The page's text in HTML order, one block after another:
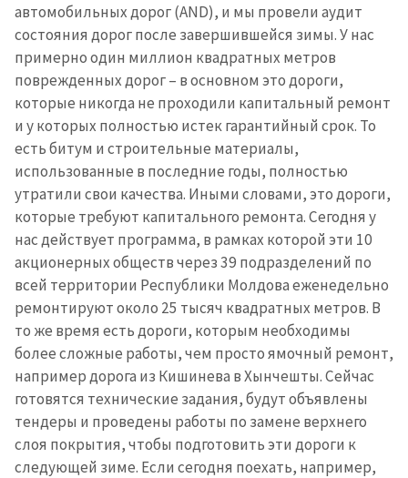
автомобильных дорог (AND), и мы провели аудит
состояния дорог после завершившейся зимы. У нас
примерно один миллион квадратных метров
поврежденных дорог – в основном это дороги,
которые никогда не проходили капитальный ремонт
и у которых полностью истек гарантийный срок. То
есть битум и строительные материалы,
использованные в последние годы, полностью
утратили свои качества. Иными словами, это дороги,
которые требуют капитального ремонта. Сегодня у
нас действует программа, в рамках которой эти 10
акционерных обществ через 39 подразделений по
всей территории Республики Молдова еженедельно
ремонтируют около 25 тысяч квадратных метров. В
то же время есть дороги, которым необходимы
более сложные работы, чем просто ямочный ремонт,
например дорога из Кишинева в Хынчешты. Сейчас
готовятся технические задания, будут объявлены
тендеры и проведены работы по замене верхнего
слоя покрытия, чтобы подготовить эти дороги к
следующей зиме. Если сегодня поехать, например,